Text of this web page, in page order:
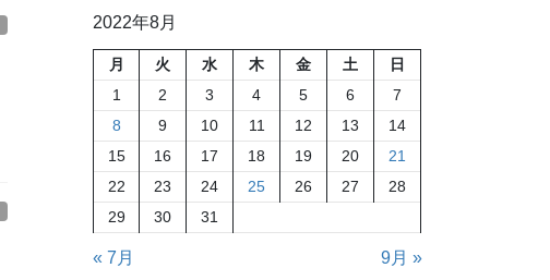
2022年8月
月 火 水 木 金 土
日
1
2 3 4 5 6
7
8
9 10 11 12 13
14
15
16 17 18 19 20
21
22
23 24 25 26 27
28
29
30 31
« 7月 9月 »